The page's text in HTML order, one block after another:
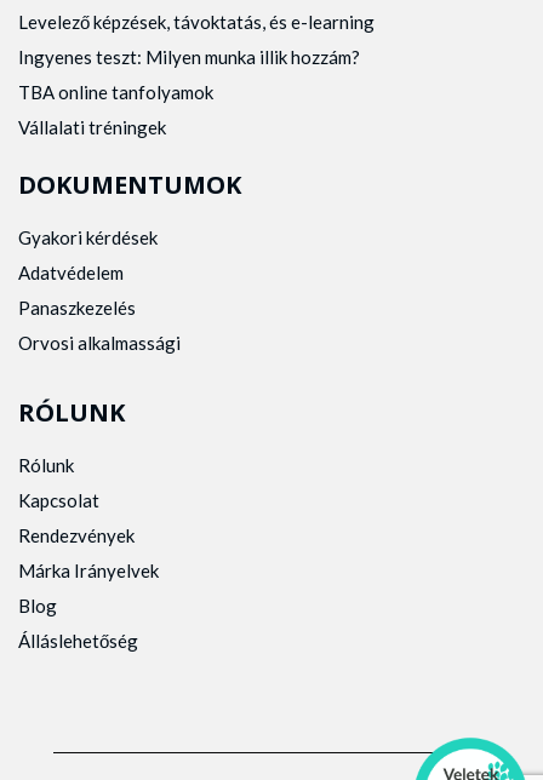
Levelező képzések, távoktatás, és e-learning
Ingyenes teszt: Milyen munka illik hozzám?
TBA online tanfolyamok
Vállalati tréningek
DOKUMENTUMOK
Gyakori kérdések
Adatvédelem
Panaszkezelés
Orvosi alkalmassági
RÓLUNK
Rólunk
Kapcsolat
Rendezvények
Márka Irányelvek
Blog
Álláslehetőség